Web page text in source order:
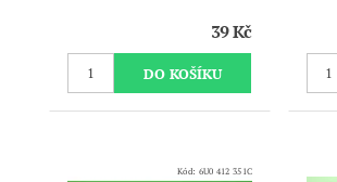
39 Kč
Kód: 6U0 412 351C